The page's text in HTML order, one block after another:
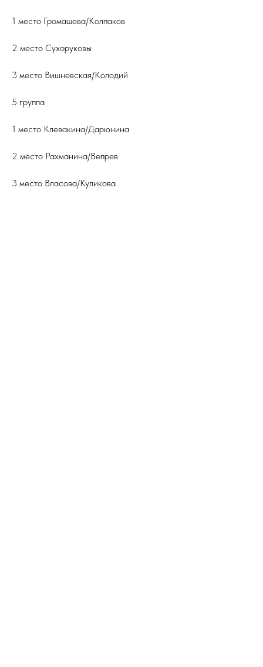
1 место Громашева/Колпаков
2 место Сухоруковы
3 место Вишневская/Колодий
5 группа
1 место Клевакина/Дарюнина
2 место Рахманина/Вепрев
3 место Власова/Куликова